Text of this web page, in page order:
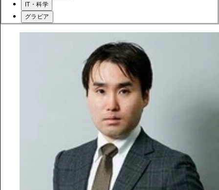
IT・科学
グラビア